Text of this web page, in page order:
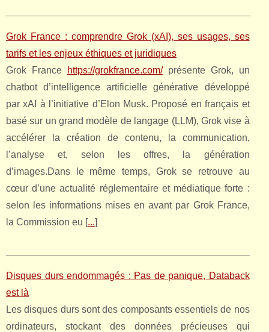
Grok France : comprendre Grok (xAI), ses usages, ses
tarifs et les enjeux éthiques et juridiques
Grok France
https://grokfrance.com/présente Grok, un
chatbot d’intelligence artificielle générative développé
par xAI à l’initiative d’Elon Musk. Proposé en français et
basé sur un grand modèle de langage (LLM), Grok vise à
accélérer la création de contenu, la communication,
l’analyse et, selon les offres, la génération
d’images.Dans le même temps, Grok se retrouve au
cœur d’une actualité réglementaire et médiatique forte :
selon les informations mises en avant par Grok France,
la Commission eu [...]
Disques durs endommagés : Pas de panique, Databack
est là
Les disques durs sont des composants essentiels de nos
ordinateurs, stockant des données précieuses qui